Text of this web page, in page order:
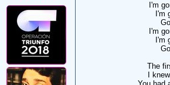
I'm
I'm
I'm
I'm
The
I